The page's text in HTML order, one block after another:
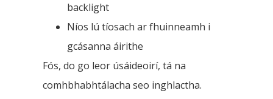
backlight
Níos lú tíosach ar fhuinneamh i
gcásanna áirithe
Fós, do go leor úsáideoirí, tá na
comhbhabhtálacha seo inghlactha.